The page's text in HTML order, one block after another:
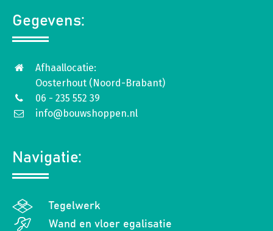
Gegevens:
Afhaallocatie:
Oosterhout (Noord-Brabant)
06 - 235 552 39
info@bouwshoppen.nl
Navigatie:
Tegelwerk
Wand en vloer egalisatie